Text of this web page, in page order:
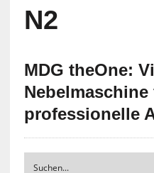
N2
MDG theOne:
Nebelmaschine
professionelle